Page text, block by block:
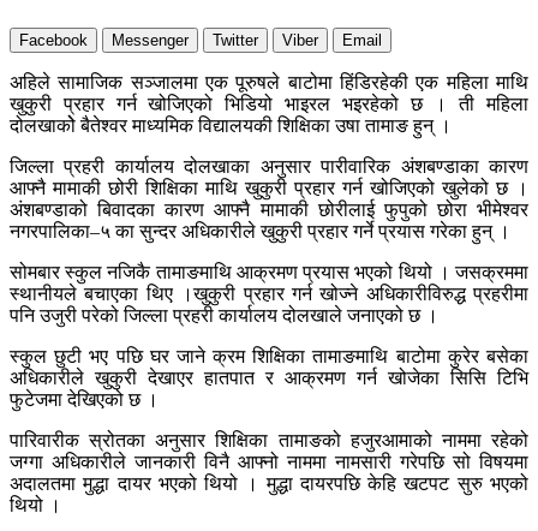
Facebook Messenger Twitter Viber Email
अहिले सामाजिक सञ्जालमा एक पूरुषले बाटोमा हिंडिरहेकी एक महिला माथि
खुकुरी प्रहार गर्न खोजिएको भिडियो भाइरल भइरहेको छ । ती महिला
दोलखाकोे बैतेश्वर माध्यमिक विद्यालयकी शिक्षिका उषा तामाङ हुन् ।
जिल्ला प्रहरी कार्यालय दोलखाका अनुसार पारीवारिक अंशबण्डाका कारण
आफ्नै मामाकी छोरी शिक्षिका माथि खुकुरी प्रहार गर्न खोजिएको खुलेको छ ।
अंशबण्डाको बिवादका कारण आफ्नै मामाकी छोरीलाई फुपुको छोरा भीमेश्वर
नगरपालिका–५ का सुन्दर अधिकारीले खुकुरी प्रहार गर्ने प्रयास गरेका हुन् ।
सोमबार स्कुल नजिकै तामाङमाथि आक्रमण प्रयास भएको थियो । जसक्रममा
स्थानीयले बचाएका थिए ।खुकुरी प्रहार गर्न खोज्ने अधिकारीविरुद्ध प्रहरीमा
पनि उजुरी परेको जिल्ला प्रहरी कार्यालय दोलखाले जनाएको छ ।
स्कुल छुटी भए पछि घर जाने क्रम शिक्षिका तामाङमाथि बाटोमा कुरेर बसेका
अधिकारीले खुकुरी देखाएर हातपात र आक्रमण गर्न खोजेका सिसि टिभि
फुटेजमा देखिएको छ ।
पारिवारीक स्रोतका अनुसार शिक्षिका तामाङको हजुरआमाको नाममा रहेको
जग्गा अधिकारीले जानकारी विनै आफ्नो नाममा नामसारी गरेपछि सो विषयमा
अदालतमा मुद्धा दायर भएको थियो । मुद्धा दायरपछि केहि खटपट सुरु भएको
थियो ।